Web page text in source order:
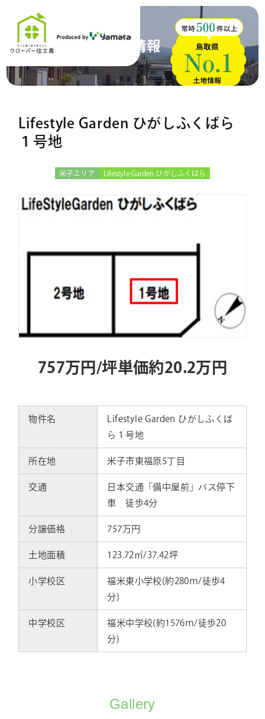
土地情報
Lifestyle Garden ひがしふくばら
１号地
米子エリア Lifestyle Garden ひがしふくばら
757万円/坪単価約20.2万円
物件名
Lifestyle Garden ひがしふくば
ら１号地
所在地 米子市東福原5丁目
交通
日本交通「備中屋前」バス停下
車 徒歩4分
分譲価格 757 万円
土地面積 123.72㎡/37.42坪
小学校区
福米東小学校(約280ｍ/徒歩4
分)
中学校区
福米中学校(約1576ｍ/徒歩20
分)
Gallery